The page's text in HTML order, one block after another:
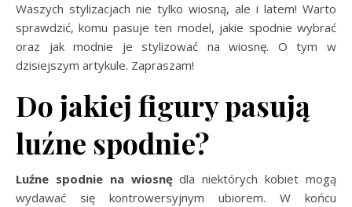
Waszych stylizacjach nie tylko wiosną, ale i latem! Warto
sprawdzić, komu pasuje ten model, jakie spodnie wybrać
oraz jak modnie je stylizować na wiosnę. O tym w
dzisiejszym artykule. Zapraszam!
Do jakiej figury pasują
luźne spodnie?
Luźne spodnie na wiosnędla niektórych kobiet mogą
wydawać się kontrowersyjnym ubiorem. W końcu